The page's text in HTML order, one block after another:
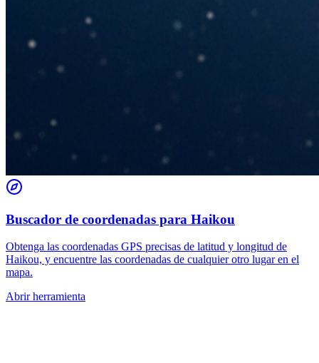
Buscador de coordenadas para Haikou
Obtenga las coordenadas GPS precisas de latitud y longitud de
Haikou, y encuentre las coordenadas de cualquier otro lugar en el
mapa.
Abrir herramienta